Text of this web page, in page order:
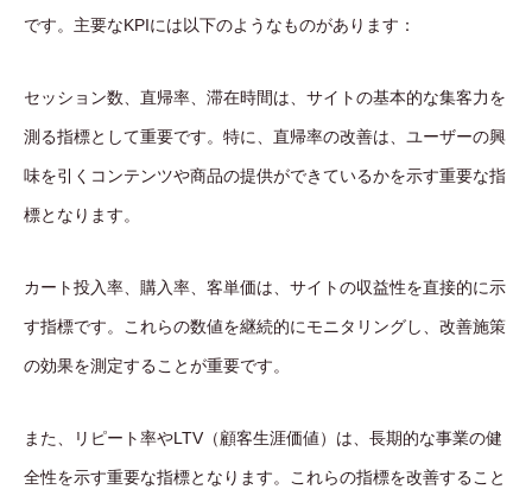
です。主要なKPIには以下のようなものがあります：
セッション数、直帰率、滞在時間は、サイトの基本的な集客力を
測る指標として重要です。特に、直帰率の改善は、ユーザーの興
味を引くコンテンツや商品の提供ができているかを示す重要な指
標となります。
カート投入率、購入率、客単価は、サイトの収益性を直接的に示
す指標です。これらの数値を継続的にモニタリングし、改善施策
の効果を測定することが重要です。
また、リピート率やLTV（顧客生涯価値）は、長期的な事業の健
全性を示す重要な指標となります。これらの指標を改善すること